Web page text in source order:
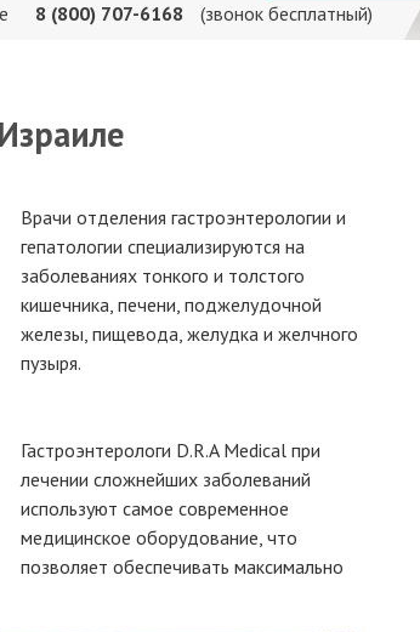
8 (800) 707-6168 (звонок бесплатный)
Врачи отделения гастроэнтерологии и
гепатологии специализируются на
заболеваниях тонкого и толстого
кишечника, печени, поджелудочной
железы, пищевода, желудка и желчного
пузыря.
Гастроэнтерологи D.R.A Medical при
лечении сложнейших заболеваний
используют самое современное
медицинское оборудование, что
позволяет обеспечивать максимально